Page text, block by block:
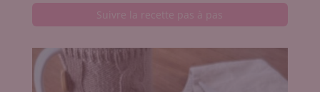
Suivre la recette pas à pas